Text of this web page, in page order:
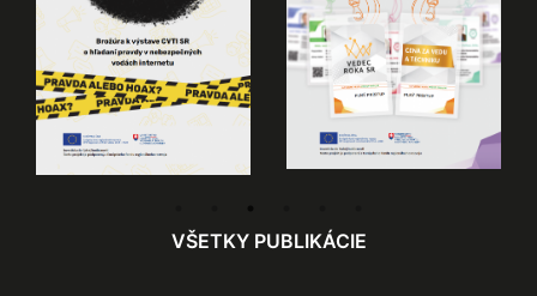
VŠETKY PUBLIKÁCIE